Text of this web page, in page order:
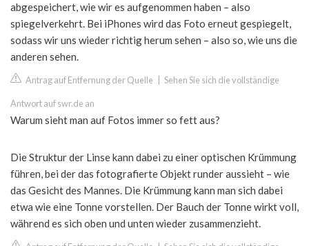
abgespeichert, wie wir es aufgenommen haben – also
spiegelverkehrt. Bei iPhones wird das Foto erneut gespiegelt,
sodass wir uns wieder richtig herum sehen – also so, wie uns die
anderen sehen.
Antrag auf Entfernung der Quelle Sehen Sie sich die vollständige
Antwort auf swr.de an
Warum sieht man auf Fotos immer so fett aus?
Die Struktur der Linse kann dabei zu einer optischen Krümmung
führen, bei der das fotografierte Objekt runder aussieht – wie
das Gesicht des Mannes. Die Krümmung kann man sich dabei
etwa wie eine Tonne vorstellen. Der Bauch der Tonne wirkt voll,
während es sich oben und unten wieder zusammenzieht.